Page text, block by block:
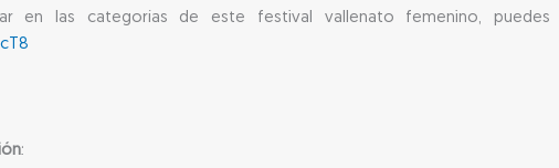
en las categorías de este festival vallenato femenino,
: